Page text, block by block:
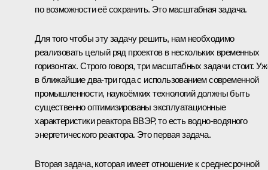
по возможности её сохранить. Это масштабная задача.
Для того чтобы эту задачу решить, нам необходимо
реализовать целый ряд проектов в нескольких временных
горизонтах. Строго говоря, три масштабных задачи стоит.
в ближайшие два-три года с использованием современной
промышленности, наукоёмких технологий должны быть
существенно оптимизированы эксплуатационные
характеристики реактора ВВЭР, то есть водно-водяного
энергетического реактора. Это первая задача.
Вторая задача, которая имеет отношение к среднесрочной